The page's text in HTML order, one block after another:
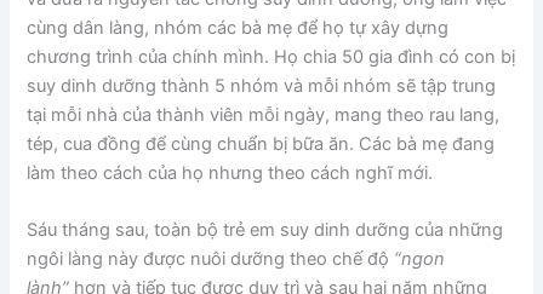
cùng dân làng, nhóm các bà mẹ để họ tự xây dựng
chương trình của chính mình. Họ chia 50 gia đình có con bị
suy dinh dưỡng thành 5 nhóm và mỗi nhóm sẽ tập trung
tại mỗi nhà của thành viên mỗi ngày, mang theo rau lang,
tép, cua đồng để cùng chuẩn bị bữa ăn. Các bà mẹ đang
làm theo cách của họ nhưng theo cách nghĩ mới.
Sáu tháng sau, toàn bộ trẻ em suy dinh dưỡng của những
ngôi làng này được nuôi dưỡng theo chế độ “ngon
lành” hơn và tiếp tục được duy trì và sau hai năm những